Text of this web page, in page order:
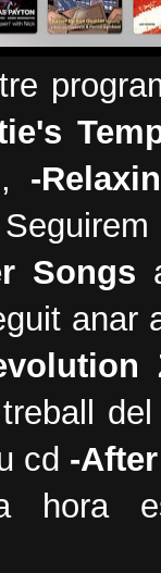
, -
Songs
anar
cd -
hora